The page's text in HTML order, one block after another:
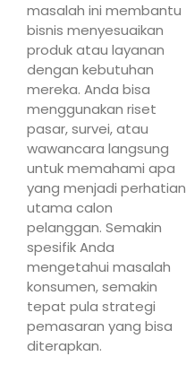
masalah ini membantu
bisnis menyesuaikan
produk atau layanan
dengan kebutuhan
mereka. Anda bisa
menggunakan riset
pasar, survei, atau
wawancara langsung
untuk memahami apa
yang menjadi perhatian
utama calon
pelanggan. Semakin
spesifik Anda
mengetahui masalah
konsumen, semakin
tepat pula strategi
pemasaran yang bisa
diterapkan.